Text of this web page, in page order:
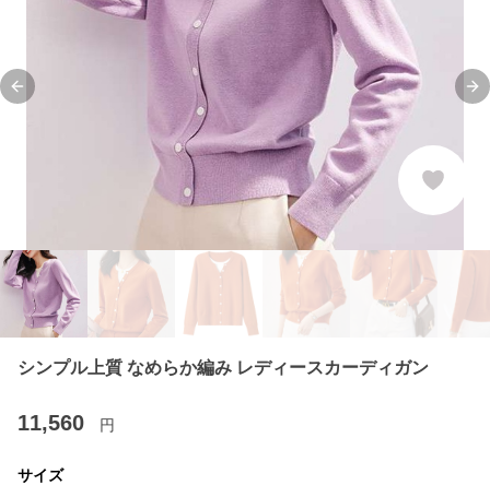
Previous slide
シンプル上質 なめらか編み レディースカーディガン
11,560 円
サイズ